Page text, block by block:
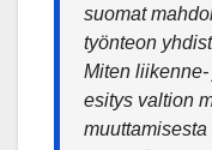
suomat
työnteon
Miten
esitys valtion